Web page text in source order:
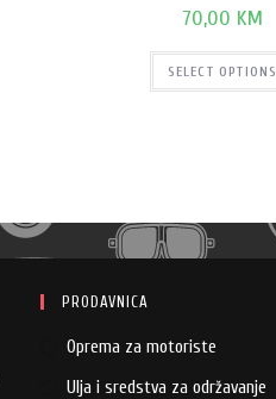
70,00 KM
SELECT OPTIONS
PRODAVNICA
Oprema za motoriste
Ulja i sredstva za održavanje